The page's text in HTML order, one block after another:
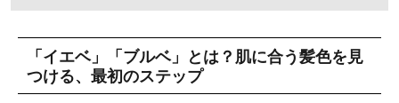
「イエベ」「ブルベ」とは？肌に合う髪色を見
つける、最初のステップ